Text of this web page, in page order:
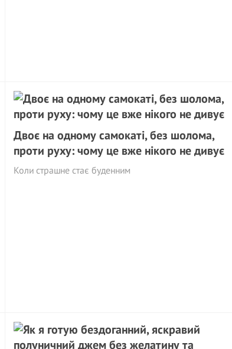
Двоє на одному самокаті, без шолома,
проти руху: чому це вже нікого не дивує
Коли страшне стає буденним